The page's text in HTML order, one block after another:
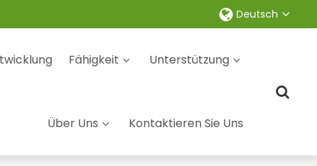
Deutsch
Fähigkeit Unterstützung
Über Uns Kontaktieren Sie Uns